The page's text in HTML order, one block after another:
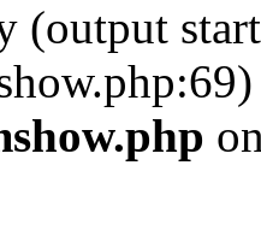
(output